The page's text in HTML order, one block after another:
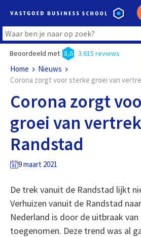
Beoordeeld met 8,6 3.615 reviews
Home
Nieuws
Corona zorgt voor sterke groei van
Corona zorgt
groei van
Randstad
9 maart 2021
De trek vanuit de Randstad lijkt
Verhuizen vanuit de Randstad
Nederland is door de uitbraak
toegenomen. Deze trend was al